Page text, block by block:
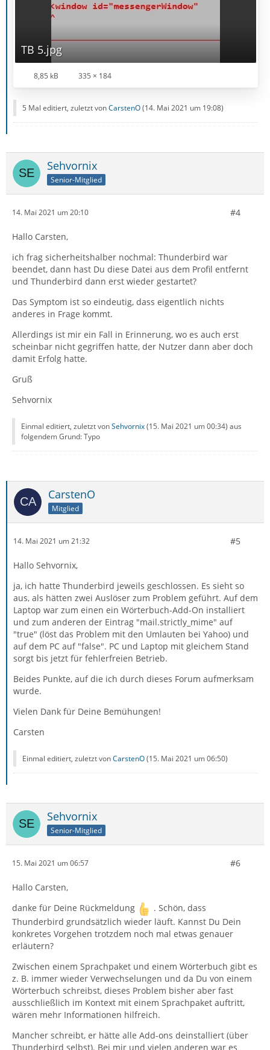
TB 5.jpg
8,85 kB 335 × 184
5 Mal editiert, zuletzt vonCarstenO(14. Mai 2021 um 19:08)
Sehvornix
Senior-Mitglied
14. Mai 2021 um 20:10 #4
Hallo Carsten,
ich frag sicherheitshalber nochmal: Thunderbird war
beendet, dann hast Du diese Datei aus dem Profil entfernt
und Thunderbird dann erst wieder gestartet?
Das Symptom ist so eindeutig, dass eigentlich nichts
anderes in Frage kommt.
Allerdings ist mir ein Fall in Erinnerung, wo es auch erst
scheinbar nicht gegriffen hatte, der Nutzer dann aber doch
damit Erfolg hatte.
Gruß
Sehvornix
Einmal editiert, zuletzt vonSehvornix(15. Mai 2021 um 00:34) aus
folgendem Grund: Typo
CarstenO
Mitglied
14. Mai 2021 um 21:32 #5
Hallo Sehvornix,
ja, ich hatte Thunderbird jeweils geschlossen. Es sieht so
aus, als hätten zwei Auslöser zum Problem geführt. Auf dem
Laptop war zum einen ein Wörterbuch-Add-On installiert
und zum anderen der Eintrag "mail.strictly_mime" auf
"true" (löst das Problem mit den Umlauten bei Yahoo) und
auf dem PC auf "false". PC und Laptop mit gleichem Stand
sorgt bis jetzt für fehlerfreien Betrieb.
Beides Punkte, auf die ich durch dieses Forum aufmerksam
wurde.
Vielen Dank für Deine Bemühungen!
Carsten
Einmal editiert, zuletzt vonCarstenO(15. Mai 2021 um 06:50)
Sehvornix
Senior-Mitglied
15. Mai 2021 um 06:57 #6
Hallo Carsten,
danke für Deine Rückmeldung
. Schön, dass
Thunderbird grundsätzlich wieder läuft. Kannst Du Dein
konkretes Vorgehen trotzdem noch mal etwas genauer
erläutern?
Zwischen einem Sprachpaket und einem Wörterbuch gibt es
z. B. immer wieder Verwechselungen und da Du von einem
Wörterbuch schreibst, dieses Problem bisher aber fast
ausschließlich im Kontext mit einem Sprachpaket auftritt,
wären mehr Informationen hilfreich.
Mancher schreibt, er hätte alle Add-ons deinstalliert (über
Thunderbird selbst). Bei mir und vielen anderen war es